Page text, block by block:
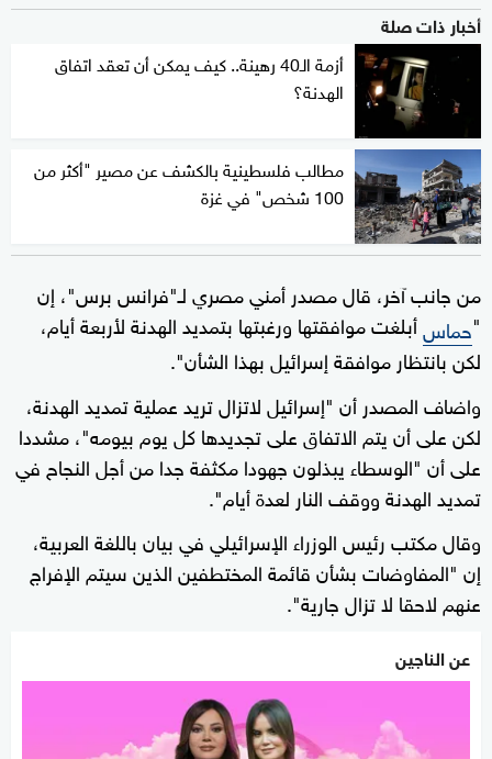
أخبار ذات صلة
أزمة الـ40 رهينة.. كيف يمكن أن تعقد اتفاق
الهدنة؟
مطالب فلسطينية بالكشف عن مصير "أكثر من
100 شخص" في غزة
من جانب آخر، قال مصدر أمني مصري لـ"فرانس برس"، إن
"حماسأبلغت موافقتها ورغبتها بتمديد الهدنة لأربعة أيام،
لكن بانتظار موافقة إسرائيل بهذا الشأن".
واضاف المصدر أن "إسرائيل لاتزال تريد عملية تمديد الهدنة،
لكن على أن يتم الاتفاق على تجديدها كل يوم بيومه"، مشددا
على أن "الوسطاء يبذلون جهودا مكثفة جدا من أجل النجاح في
تمديد الهدنة ووقف النار لعدة أيام".
وقال مكتب رئيس الوزراء الإسرائيلي في بيان باللغة العربية،
إن "المفاوضات بشأن قائمة المختطفين الذين سيتم الإفراج
عنهم لاحقا لا تزال جارية".
عن الناجين